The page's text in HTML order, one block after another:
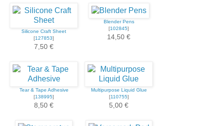
Silicone Craft Sheet
[127853]
7,50 €
Blender Pens
[102845]
14,50 €
Tear & Tape Adhesive
[138995]
8,50 €
Multipurpose Liquid Glue
[110755]
5,00 €